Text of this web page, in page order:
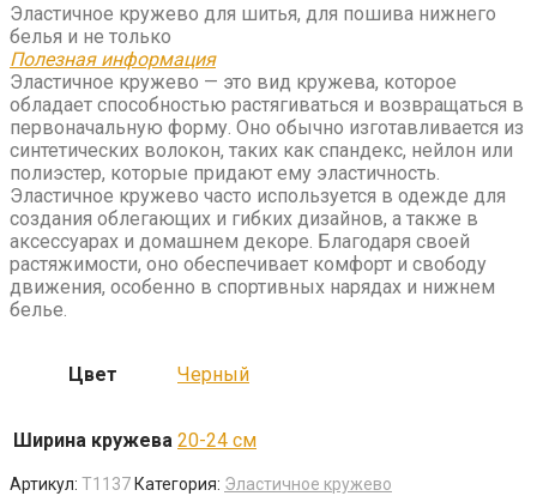
Эластичное кружево для шитья, для пошива нижнего
белья и не только
Полезная информация
Эластичное кружево — это вид кружева, которое
обладает способностью растягиваться и возвращаться в
первоначальную форму. Оно обычно изготавливается из
синтетических волокон, таких как спандекс, нейлон или
полиэстер, которые придают ему эластичность.
Эластичное кружево часто используется в одежде для
создания облегающих и гибких дизайнов, а также в
аксессуарах и домашнем декоре. Благодаря своей
растяжимости, оно обеспечивает комфорт и свободу
движения, особенно в спортивных нарядах и нижнем
белье.
Цвет Черный
Ширина кружева 20-24 см
Артикул: T1137Категория: Эластичное кружево